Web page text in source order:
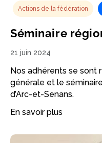
Actions de la fédération
Séminaire
21 juin 2024
Nos adhérents se sont
générale et le
d’Arc-et-Senans.
En savoir plus